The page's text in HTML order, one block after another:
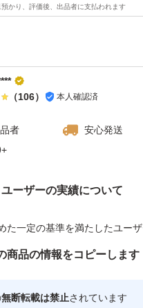
かり、評価後、出品者に支払われます
（106） 本人確認済
者
安心発送
ユーザーの実績について
た一定の基準を満たしたユー
心・安全なユーザー
談 商品へ
商品の情報をコピーします
無断転載は禁止されています
る人にオススメ